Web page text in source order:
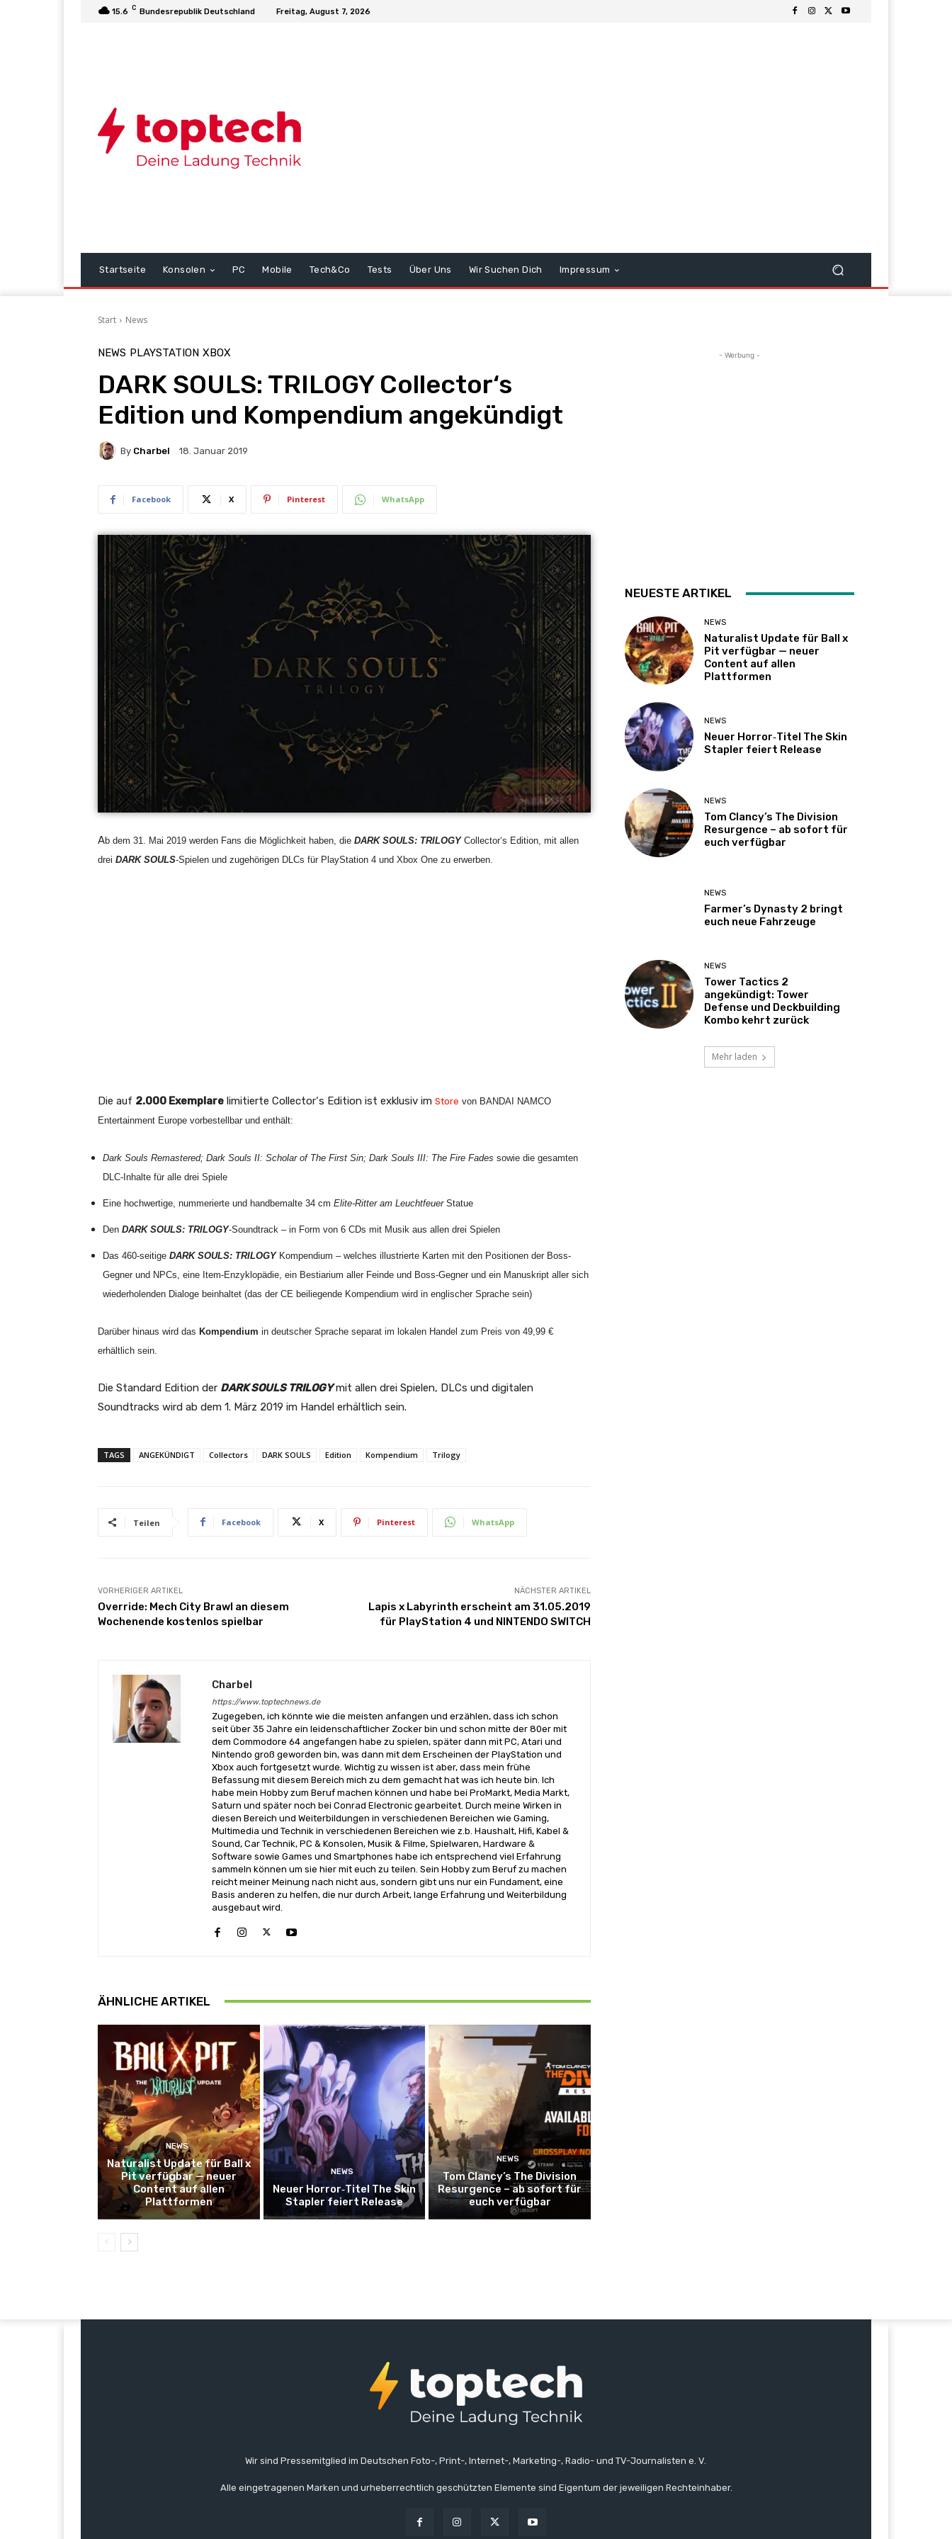
15.6 C Bundesrepublik Deutschland Freitag, August 7, 2026
Startseite Konsolen PC Mobile Tech&Co Tests Über Uns Wir Suchen Dich Impressum
Start News
NEWS PLAYSTATION XBOX
DARK SOULS: TRILOGY Collector‘s
Edition und Kompendium angekündigt
By Charbel 18. Januar 2019
Facebook X Pinterest WhatsApp
Ab dem 31. Mai 2019 werden Fans die Möglichkeit haben, die DARK SOULS: TRILOGYCollector‘s Edition, mit allen
drei DARK SOULS-Spielen und zugehörigen DLCs für PlayStation 4 und Xbox One zu erwerben.
Die auf 2.000 Exemplare limitierte Collector‘s Edition ist exklusiv im Store von BANDAI NAMCO
Entertainment Europe vorbestellbar und enthält:
Dark Souls Remastered; Dark Souls II: Scholar of The First Sin; Dark Souls III: The Fire Fades sowie die gesamten
DLC-Inhalte für alle drei Spiele
Eine hochwertige, nummerierte und handbemalte 34 cm Elite-Ritter am LeuchtfeuerStatue
Den DARK SOULS: TRILOGY-Soundtrack – in Form von 6 CDs mit Musik aus allen drei Spielen
Das 460-seitige DARK SOULS: TRILOGYKompendium – welches illustrierte Karten mit den Positionen der Boss-
Gegner und NPCs, eine Item-Enzyklopädie, ein Bestiarium aller Feinde und Boss-Gegner und ein Manuskript aller sich
wiederholenden Dialoge beinhaltet (das der CE beiliegende Kompendium wird in englischer Sprache sein)
Darüber hinaus wird das Kompendium in deutscher Sprache separat im lokalen Handel zum Preis von 49,99 €
erhältlich sein.
Die Standard Edition der DARK SOULS TRILOGYmit allen drei Spielen, DLCs und digitalen
Soundtracks wird ab dem 1. März 2019 im Handel erhältlich sein.
TAGS ANGEKÜNDIGT Collectors DARK SOULS Edition Kompendium Trilogy
Teilen Facebook X Pinterest WhatsApp
VORHERIGER ARTIKEL
Override: Mech City Brawl an diesem
Wochenende kostenlos spielbar
NÄCHSTER ARTIKEL
Lapis x Labyrinth erscheint am 31.05.2019
für PlayStation 4 und NINTENDO SWITCH
Charbel
https://www.toptechnews.de
Zugegeben, ich könnte wie die meisten anfangen und erzählen, dass ich schon
seit über 35 Jahre ein leidenschaftlicher Zocker bin und schon mitte der 80er mit
dem Commodore 64 angefangen habe zu spielen, später dann mit PC, Atari und
Nintendo groß geworden bin, was dann mit dem Erscheinen der PlayStation und
Xbox auch fortgesetzt wurde. Wichtig zu wissen ist aber, dass mein frühe
Befassung mit diesem Bereich mich zu dem gemacht hat was ich heute bin. Ich
habe mein Hobby zum Beruf machen können und habe bei ProMarkt, Media Markt,
Saturn und später noch bei Conrad Electronic gearbeitet. Durch meine Wirken in
diesen Bereich und Weiterbildungen in verschiedenen Bereichen wie Gaming,
Multimedia und Technik in verschiedenen Bereichen wie z.b. Haushalt, Hifi, Kabel &
Sound, Car Technik, PC & Konsolen, Musik & Filme, Spielwaren, Hardware &
Software sowie Games und Smartphones habe ich entsprechend viel Erfahrung
sammeln können um sie hier mit euch zu teilen. Sein Hobby zum Beruf zu machen
reicht meiner Meinung nach nicht aus, sondern gibt uns nur ein Fundament, eine
Basis anderen zu helfen, die nur durch Arbeit, lange Erfahrung und Weiterbildung
ausgebaut wird.
ÄHNLICHE ARTIKEL
NEWS
Naturalist Update für Ball x
Pit verfügbar — neuer
Content auf allen
Plattformen
NEWS
Neuer Horror‑Titel The Skin
Stapler feiert Release
NEWS
Tom Clancy’s The Division
Resurgence – ab sofort für
euch verfügbar
- Werbung -
NEUESTE ARTIKEL
NEWS
Naturalist Update für Ball x
Pit verfügbar — neuer
Content auf allen
Plattformen
NEWS
Neuer Horror‑Titel The Skin
Stapler feiert Release
NEWS
Tom Clancy’s The Division
Resurgence – ab sofort für
euch verfügbar
NEWS
Farmer’s Dynasty 2 bringt
euch neue Fahrzeuge
NEWS
Tower Tactics 2
angekündigt: Tower
Defense und Deckbuilding
Kombo kehrt zurück
Mehr laden
Wir sind Pressemitglied im Deutschen Foto-, Print-, Internet-, Marketing-, Radio- und TV-Journalisten e. V.
Alle eingetragenen Marken und urheberrechtlich geschützten Elemente sind Eigentum der jeweiligen Rechteinhaber.